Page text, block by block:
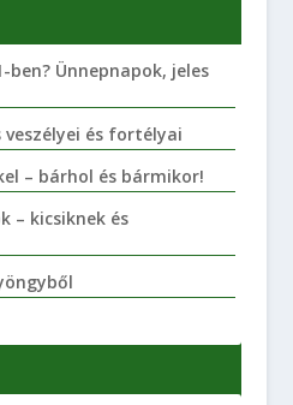
ben? Ünnepnapok, jeles
és fortélyai
– bárhol és bármikor!
– kicsiknek és